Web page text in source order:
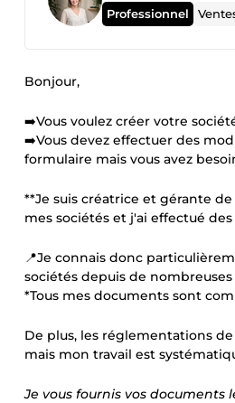
Professionnel
Bonjour,
➡️Vous voulez créer votre
➡️Vous devez effectuer des
formulaire mais vous avez
**Je suis créatrice et gérante
mes sociétés et j'ai effectué
📍Je connais donc
sociétés depuis de nombreuses
*Tous mes documents sont
De plus, les réglementations
mais mon travail est
Je vous fournis vos